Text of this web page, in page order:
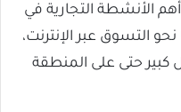
أهم الأنشطة التجارية في
التسوق عبر الإنترنت،
كبير حتى على المنطقة